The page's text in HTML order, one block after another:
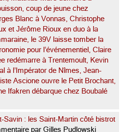
coup de jeune chez
Blanc à Vonnas, Christophe
et Jérôme Rioux en duo à la
le 39V laisse tomber la
pour l’événementiel, Claire
redémarre à Trentemoult, Kevin
à l’Impérator de Nîmes, Jean-
Ascione ouvre le Petit Brochant,
Ifakren débarque chez Boubalé
Savin : les Saint-Martin côté bistrot
par Gilles Pudlowski